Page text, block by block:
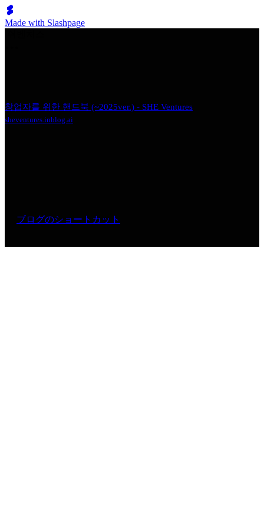
Made with Slashpage
창업자를 위한 핸드북 (~2025ver.) - SHE Ventures
sheventures.inblog.ai
ブログのショートカット